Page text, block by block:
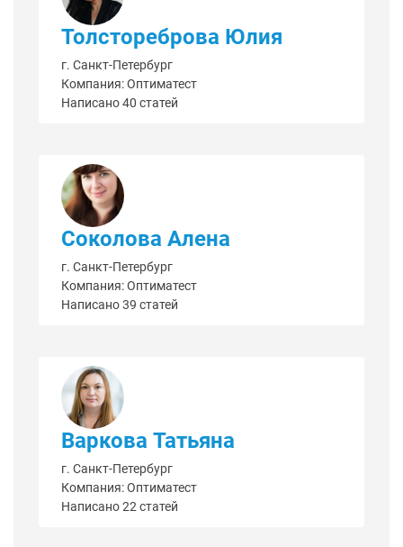
Толстореброва Юлия
г. Санкт-Петербург
Компания: Оптиматест
Написано 40 статей
Соколова Алена
г. Санкт-Петербург
Компания: Оптиматест
Написано 39 статей
Варкова Татьяна
г. Санкт-Петербург
Компания: Оптиматест
Написано 22 статей